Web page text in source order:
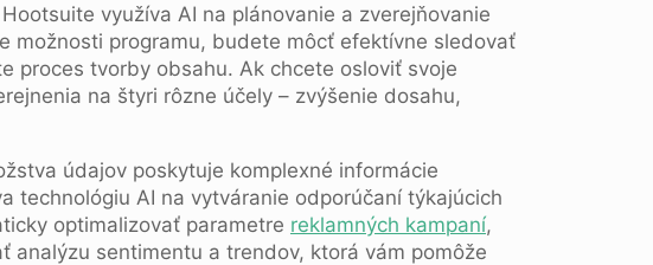
využíva AI na plánovanie a zverejňovanie
možnosti programu, budete môcť efektívne sledovať
proces tvorby obsahu. Ak chcete osloviť svoje
na štyri rôzne účely – zvýšenie dosahu,
údajov poskytuje komplexné informácie
technológiu AI na vytváranie odporúčaní týkajúcich
optimalizovať parametre reklamných kampaní,
analýzu sentimentu a trendov, ktorá vám pomôže